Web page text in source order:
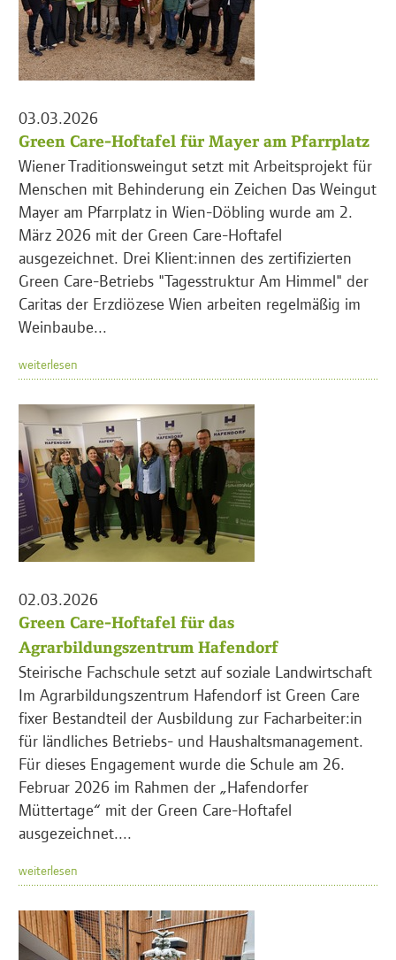
03.03.2026
Green Care-Hoftafel für Mayer am Pfarrplatz
Wiener Traditionsweingut setzt mit Arbeitsprojekt für
Menschen mit Behinderung ein Zeichen Das Weingut
Mayer am Pfarrplatz in Wien-Döbling wurde am 2.
März 2026 mit der Green Care-Hoftafel
ausgezeichnet. Drei Klient:innen des zertifizierten
Green Care-Betriebs "Tagesstruktur Am Himmel" der
Caritas der Erzdiözese Wien arbeiten regelmäßig im
Weinbaube...
weiterlesen
02.03.2026
Green Care-Hoftafel für das
Agrarbildungszentrum Hafendorf
Steirische Fachschule setzt auf soziale Landwirtschaft
Im Agrarbildungszentrum Hafendorf ist Green Care
fixer Bestandteil der Ausbildung zur Facharbeiter:in
für ländliches Betriebs- und Haushaltsmanagement.
Für dieses Engagement wurde die Schule am 26.
Februar 2026 im Rahmen der „Hafendorfer
Müttertage“ mit der Green Care-Hoftafel
ausgezeichnet....
weiterlesen